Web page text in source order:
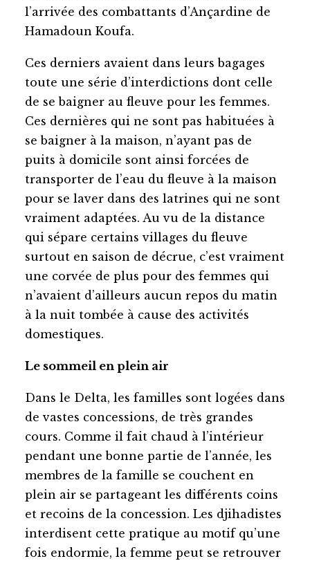
l’arrivée des combattants d’Ançardine de
Hamadoun Koufa.
Ces derniers avaient dans leurs bagages
toute une série d’interdictions dont celle
de se baigner au fleuve pour les femmes.
Ces dernières qui ne sont pas habituées à
se baigner à la maison, n’ayant pas de
puits à domicile sont ainsi forcées de
transporter de l’eau du fleuve à la maison
pour se laver dans des latrines qui ne sont
vraiment adaptées. Au vu de la distance
qui sépare certains villages du fleuve
surtout en saison de décrue, c’est vraiment
une corvée de plus pour des femmes qui
n’avaient d’ailleurs aucun repos du matin
à la nuit tombée à cause des activités
domestiques.
Le sommeil en plein air
Dans le Delta, les familles sont logées dans
de vastes concessions, de très grandes
cours. Comme il fait chaud à l’intérieur
pendant une bonne partie de l’année, les
membres de la famille se couchent en
plein air se partageant les différents coins
et recoins de la concession. Les djihadistes
interdisent cette pratique au motif qu’une
fois endormie, la femme peut se retrouver